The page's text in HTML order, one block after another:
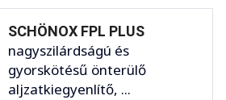
SCHÖNOX FPL PLUS
nagyszilárdságú és
gyorskötésű önterülő
aljzatkiegyenlítő, ...